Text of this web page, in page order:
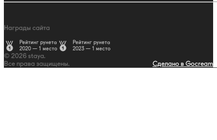
Награды сайта
Рейтинг рунета
2020 — 1 место
Рейтинг рунета
2023 — 1 место
© 2026 staya.
Все права защищены.
Сделано в Gocream